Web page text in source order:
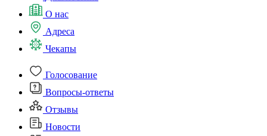
О нас
Адреса
Чекапы
Голосование
Вопросы-ответы
Отзывы
Новости